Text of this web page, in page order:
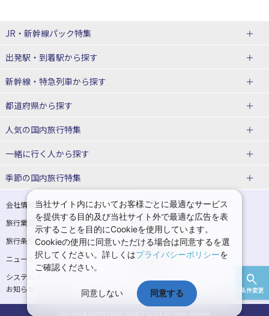
条件変更
JR・新幹線パック特集
JR・新幹線＋ホテルパック
出張パック
出発駅・到着駅から探す
秋田⇔東京 新幹線パック
仙台→東京 新幹線パック
富山⇔東京 新幹線パック
東京→仙台 新幹線パック
東京→金沢 新幹線パック
東京⇔軽井沢 新幹線パック 東京→長野 新幹線パック
東京→名古屋 新幹線パック 東京→京都 新幹線パック
東京→大阪（新大阪） 新幹線パッ
ク
東京→神戸（新神戸） 新幹線パッ
ク
東京→岡山 新幹線パック 東京→広島 新幹線パック
東京⇔山口 新幹線パック 東京→福岡（博多） 新幹線パック
新幹線・特急列車から探す
北海道新幹線 旅行
山形新幹線 旅行
東海道新幹線 旅行
上越新幹線 旅行
九州新幹線 旅行 西九州新幹線 旅行
特急サンダーバード 旅行
都道府県から探す
北海道旅行・ツアー
東北
青森旅行・ツアー 岩手旅行・ツアー
宮城旅行・ツアー 秋田旅行・ツアー
山形旅行・ツアー 福島旅行・ツアー
関東
神奈川旅行・ツアー
人気の国内旅行特集
東京ディズニーリゾート®への旅
ユニバーサル・スタジオ・ジャパ
温泉旅行 日帰り旅行
一緒に行く人から探す
一人旅 国内版
カップル・夫婦旅行 国内版 女子旅 国内版
卒業旅行・学生旅行 国内版
季節の国内旅行特集
桜・お花見特集
ゴールデンウィーク（GW）の国内
旅行
夏休み・お盆の国内旅行 7月の国内旅行
8月の国内旅行 9月の国内旅行
10月の国内旅行 11月の国内旅行
紅葉旅行
会社情報
プライバシーポリシー
旅行業登録票・約款
規約集
旅行条件書
商標について
ニュースリリース
採用情報
システムメンテナンスの
お知らせ
当社サイト内においてお客様ごとに最適なサービス
を提供する目的及び当社サイト外で最適な広告を表
示することを目的にCookieを使用しています。
Cookieの使用に同意いただける場合は同意するを選
択してください。詳しくはプライバシーポリシーを
ご確認ください。
同意しない 同意する